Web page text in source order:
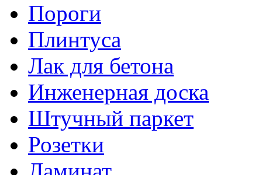
Пороги
Плинтуса
Лак для бетона
Инженерная доска
Штучный паркет
Розетки